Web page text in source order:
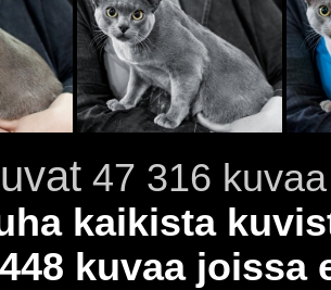
47 316
kaikista
kuvaa joissa